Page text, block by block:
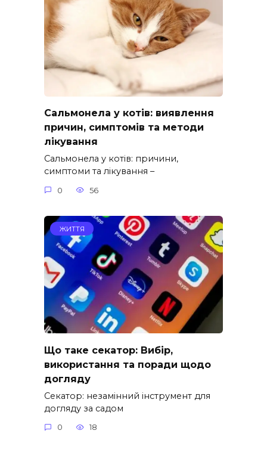
Сальмонела у котів: виявлення
причин, симптомів та методи
лікування
Сальмонела у котів: причини,
симптоми та лікування –
0 56
ЖИТТЯ
Що таке секатор: Вибір,
використання та поради щодо
догляду
Секатор: незамінний інструмент для
догляду за садом
0 18